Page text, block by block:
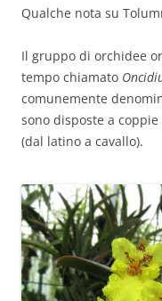
Qualche nota su
Il gruppo di orchidee
tempo chiamato
comunemente
sono disposte a
(dal latino a cavallo).